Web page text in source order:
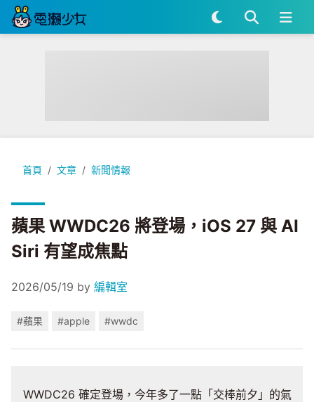
首頁 文章 新聞情報
蘋果 WWDC26 將登場，iOS 27 與 AI Siri 有望成焦點
蘋果 WWDC26 將登場，iOS 27 與 AI
Siri 有望成焦點
2026/05/19 by 編輯室
#蘋果 #apple #wwdc
WWDC26 確定登場，今年多了一點「交棒前夕」的氣